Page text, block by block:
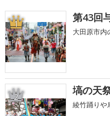
1 第43回
大田原市内
2 塙の天
綾竹踊りや